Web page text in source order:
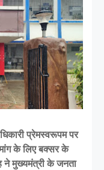
प्रेमस्वरूपम पर
के लिए बक्सर के
ने मुख्यमंत्री के जनता